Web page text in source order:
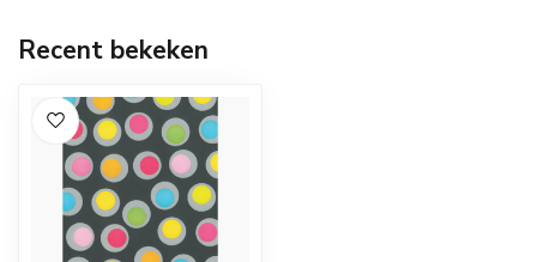
Recent bekeken